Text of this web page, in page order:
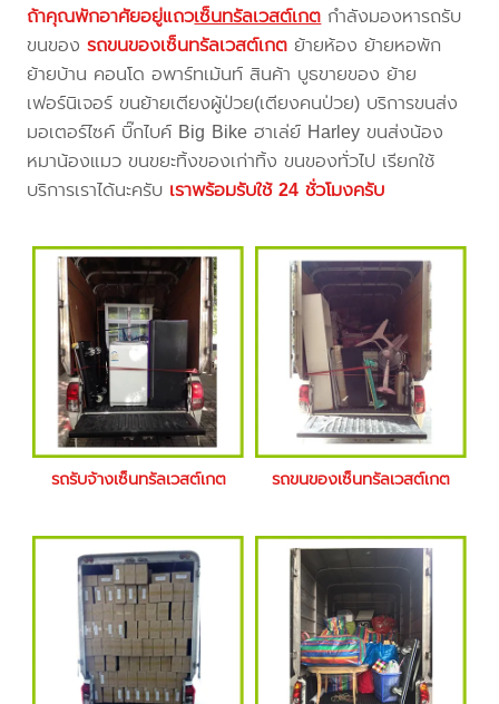
ถ้าคุณพักอาศัยอยู่แถวเซ็นทรัลเวสต์เกต กำลังมองหารถรับ
ขนของรถขนของเซ็นทรัลเวสต์เกต ย้ายห้อง ย้ายหอพัก
ย้ายบ้าน คอนโด อพาร์ทเม้นท์ สินค้า บูธขายของ ย้าย
เฟอร์นิเจอร์ ขนย้ายเตียงผู้ป่วย(เตียงคนป่วย) บริการขนส่ง
มอเตอร์ไซค์ บิ๊กไบค์ Big Bike ฮาเล่ย์ Harley ขนส่งน้อง
หมาน้องแมว ขนขยะทิ้งของเก่าทิ้ง ขนของทั่วไป เรียกใช้
บริการเราได้นะครับ เราพร้อมรับใช้ 24 ชั่วโมงครับ
รถรับจ้างเซ็นทรัลเวสต์เกต รถขนของเซ็นทรัลเวสต์เกต